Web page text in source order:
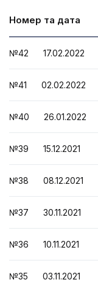
Номер та дата
№42 17.02.2022
№41 02.02.2022
№40 26.01.2022
№39 15.12.2021
№38 08.12.2021
№37 30.11.2021
№36 10.11.2021
№35 03.11.2021